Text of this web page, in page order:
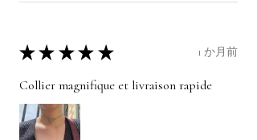
★★ ★★ ★ 1 か月前
Collier magnifique et livraison rapide